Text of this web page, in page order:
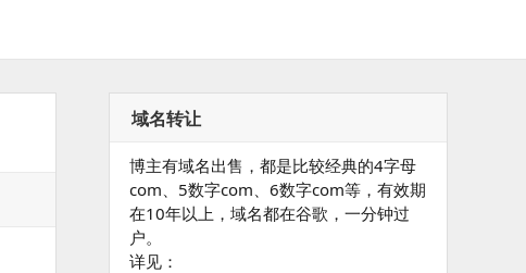
域名转让
博主有域名出售，都是比较经典的4字母
com、5数字com、6数字com等，有效期
在10年以上，域名都在谷歌，一分钟过
户。
详见：